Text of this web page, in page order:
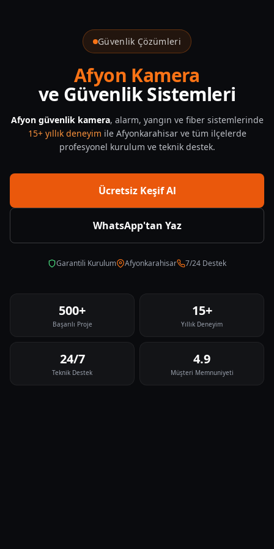
Güvenlik Çözümleri
Afyon Kamera
ve Güvenlik Sistemleri
Afyon güvenlik kamera, alarm, yangın ve fiber sistemlerinde
15+ yıllık deneyim ile Afyonkarahisar ve tüm ilçelerde
profesyonel kurulum ve teknik destek.
Ücretsiz Keşif Al
WhatsApp'tan Yaz
Garantili Kurulum Afyonkarahisar 7/24 Destek
500+
Başarılı Proje
15+
Yıllık Deneyim
24/7
Teknik Destek
4.9
Müşteri Memnuniyeti